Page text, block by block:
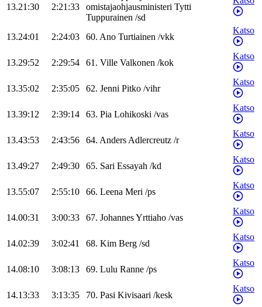
13.21:30 2:21:33
omistajaohjausministeri Tytti
Tuppurainen /sd
13.24:01 2:24:03 60. Ano Turtiainen /vkk
Katso
13.29:52 2:29:54 61. Ville Valkonen /kok
Katso
13.35:02 2:35:05 62. Jenni Pitko /vihr
Katso
13.39:12 2:39:14 63. Pia Lohikoski /vas
Katso
13.43:53 2:43:56 64. AndersAdlercreutz /r
Katso
13.49:27 2:49:30 65. Sari Essayah /kd
Katso
13.55:07 2:55:10 66. Leena Meri /ps
Katso
14.00:31 3:00:33 67. JohannesYrttiaho /vas
Katso
14.02:39 3:02:41 68. Kim Berg /sd
Katso
14.08:10 3:08:13 69. Lulu Ranne /ps
Katso
14.13:33 3:13:35 70. Pasi Kivisaari /kesk
Katso